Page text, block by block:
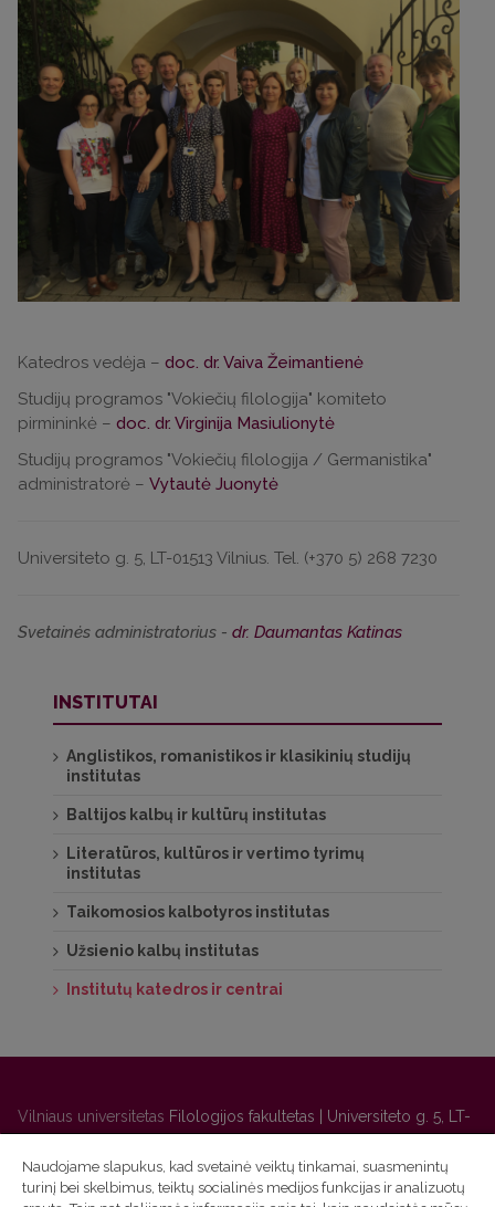
Katedros vedėja – doc. dr. Vaiva Žeimantienė
Studijų programos "Vokiečių filologija" komiteto
pirmininkė – doc. dr. Virginija Masiulionytė
Studijų programos "Vokiečių filologija / Germanistika"
administratorė – Vytautė Juonytė
Universiteto g. 5, LT-01513 Vilnius. Tel. (+370 5) 268 7230
Svetainės administratorius - dr. Daumantas Katinas
INSTITUTAI
Anglistikos, romanistikos ir klasikinių studijų
institutas
Baltijos kalbų ir kultūrų institutas
Literatūros, kultūros ir vertimo tyrimų
institutas
Taikomosios kalbotyros institutas
Užsienio kalbų institutas
Institutų katedros ir centrai
Vilniaus universitetas Filologijos fakultetas | Universiteto g. 5, LT-
01131 Vilnius
Studijų skyriaus(studijų ir tvarkaraščio klausimai) tel. (0 5) 268
7208 | El. paštasstudijos@flf.vu.lt
Naudojame slapukus, kad svetainė veiktų tinkamai, suasmenintų
turinį bei skelbimus, teiktų socialinės medijos funkcijas ir analizuotų